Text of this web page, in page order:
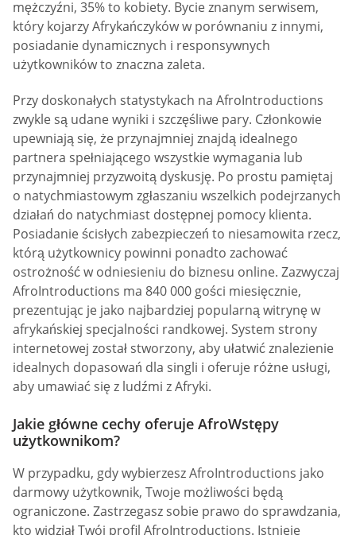
mężczyźni, 35% to kobiety. Bycie znanym serwisem,
który kojarzy Afrykańczyków w porównaniu z innymi,
posiadanie dynamicznych i responsywnych
użytkowników to znaczna zaleta.
Przy doskonałych statystykach na AfroIntroductions
zwykle są udane wyniki i szczęśliwe pary. Członkowie
upewniają się, że przynajmniej znajdą idealnego
partnera spełniającego wszystkie wymagania lub
przynajmniej przyzwoitą dyskusję. Po prostu pamiętaj
o natychmiastowym zgłaszaniu wszelkich podejrzanych
działań do natychmiast dostępnej pomocy klienta.
Posiadanie ścisłych zabezpieczeń to niesamowita rzecz,
którą użytkownicy powinni ponadto zachować
ostrożność w odniesieniu do biznesu online. Zazwyczaj
AfroIntroductions ma 840 000 gości miesięcznie,
prezentując je jako najbardziej popularną witrynę w
afrykańskiej specjalności randkowej. System strony
internetowej został stworzony, aby ułatwić znalezienie
idealnych dopasowań dla singli i oferuje różne usługi,
aby umawiać się z ludźmi z Afryki.
Jakie główne cechy oferuje AfroWstępy
użytkownikom?
W przypadku, gdy wybierzesz AfroIntroductions jako
darmowy użytkownik, Twoje możliwości będą
ograniczone. Zastrzegasz sobie prawo do sprawdzania,
kto widział Twój profil AfroIntroductions. Istnieje